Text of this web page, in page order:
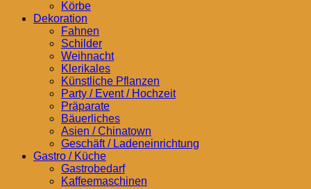
Körbe
Dekoration
Fahnen
Schilder
Weihnacht
Klerikales
Künstliche Pflanzen
Party / Event / Hochzeit
Präparate
Bäuerliches
Asien / Chinatown
Geschäft / Ladeneinrichtung
Gastro / Küche
Gastrobedarf
Kaffeemaschinen